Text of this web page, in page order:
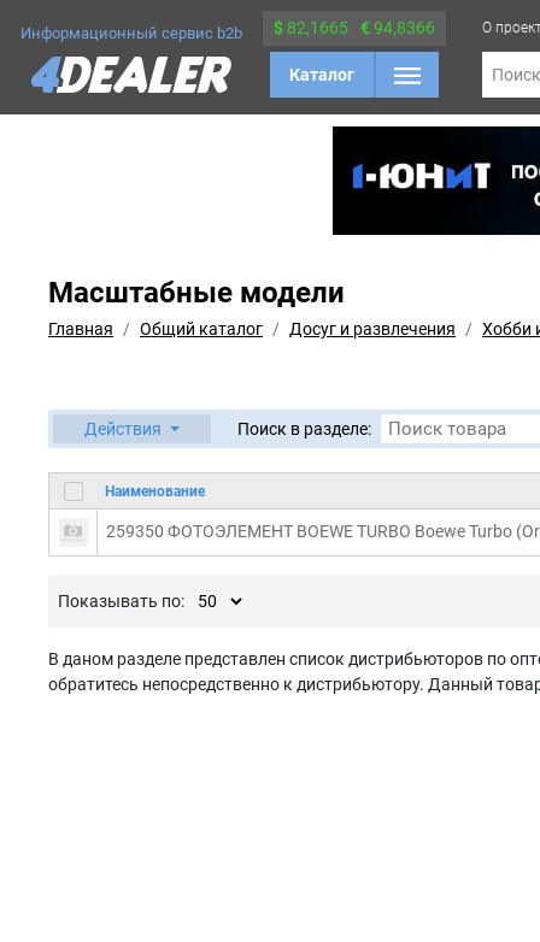
Информационный сервис b2b $ 82,1665 €94,8366
Каталог
О
Поиск
Масштабные модели
Главная Общий каталог Досуг и развлечения Хобби
Действия Поиск в разделе:
Наименование
259350 ФОТОЭЛЕМЕНТ BOEWE TURBO Boewe Turbo
Показывать по:
В даном разделе представлен список дистрибьюторов по
обратитесь непосредственно к дистрибьютору. Данный